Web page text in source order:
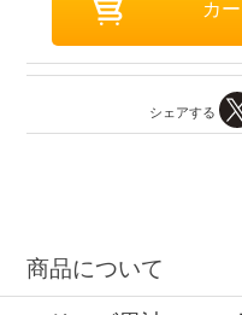
シェアする
商品について